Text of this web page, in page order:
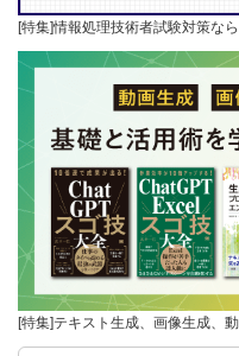
[特集]情報処理技術者試験対策な
[特集]テキスト生成、画像生成、